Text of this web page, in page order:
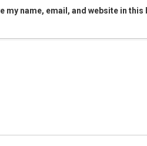
my name, email, and website in